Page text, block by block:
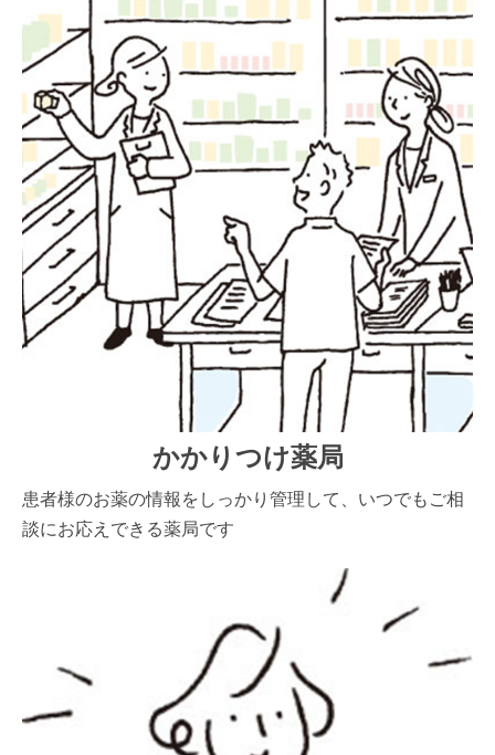
かかりつけ薬局
患者様のお薬の情報をしっかり管理して、いつでもご相
談にお応えできる薬局です